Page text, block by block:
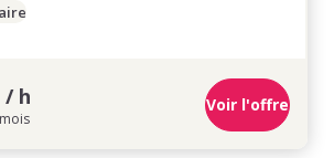
/ h Voir l'offre